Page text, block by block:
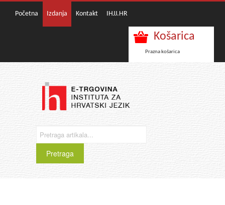
Početna Izdanja Kontakt IHJJ.HR
Košarica
Prazna košarica